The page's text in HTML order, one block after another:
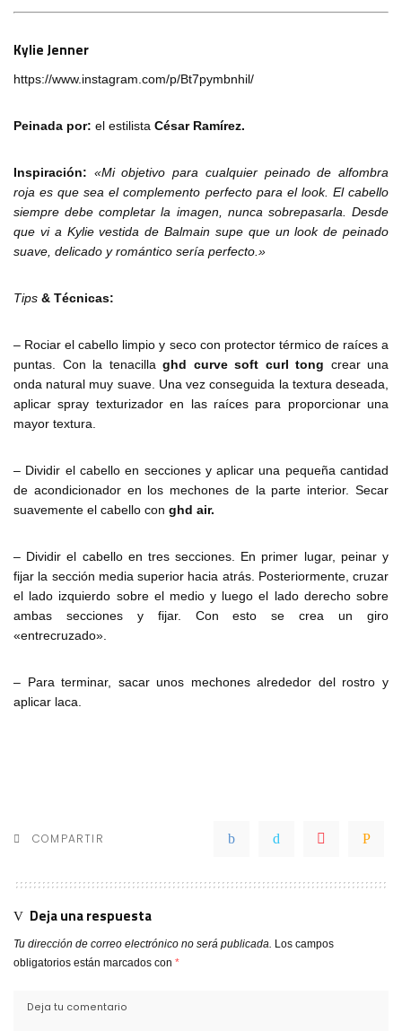
Kylie Jenner
https://www.instagram.com/p/Bt7pymbnhil/
Peinada por: el estilista César Ramírez.
Inspiración: «Mi objetivo para cualquier peinado de alfombra
roja es que sea el complemento perfecto para el look. El cabello
siempre debe completar la imagen, nunca sobrepasarla. Desde
que vi a Kylie vestida de Balmain supe que un look de peinado
suave, delicado y romántico sería perfecto.»
Tips & Técnicas:
– Rociar el cabello limpio y seco con protector térmico de raíces a
puntas. Con la tenacilla ghd curve soft curl tong crear una
onda natural muy suave. Una vez conseguida la textura deseada,
aplicar spray texturizador en las raíces para proporcionar una
mayor textura.
– Dividir el cabello en secciones y aplicar una pequeña cantidad
de acondicionador en los mechones de la parte interior. Secar
suavemente el cabello con ghd air.
– Dividir el cabello en tres secciones. En primer lugar, peinar y
fijar la sección media superior hacia atrás. Posteriormente, cruzar
el lado izquierdo sobre el medio y luego el lado derecho sobre
ambas secciones y fijar. Con esto se crea un giro
«entrecruzado».
– Para terminar, sacar unos mechones alrededor del rostro y
aplicar laca.
COMPARTIR
Deja una respuesta
Tu dirección de correo electrónico no será publicada. Los campos
obligatorios están marcados con *